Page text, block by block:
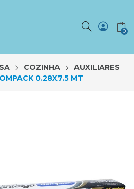
0
COZINHA
AUXILIARES
0.28X7.5 MT